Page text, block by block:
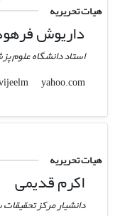
هیات تحریریه
داریوش
استاد دانشگاه علوم
tarvijeelm
yahoo.com
هیات تحریریه
اکرم قدیمی
دانشیار مرکز